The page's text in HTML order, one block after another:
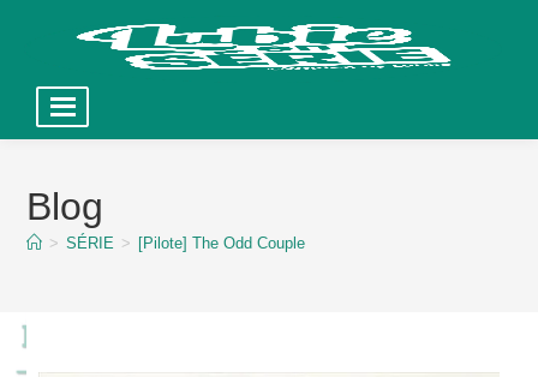
contentBlog
> SÉRIE > [Pilote] The Odd Couple